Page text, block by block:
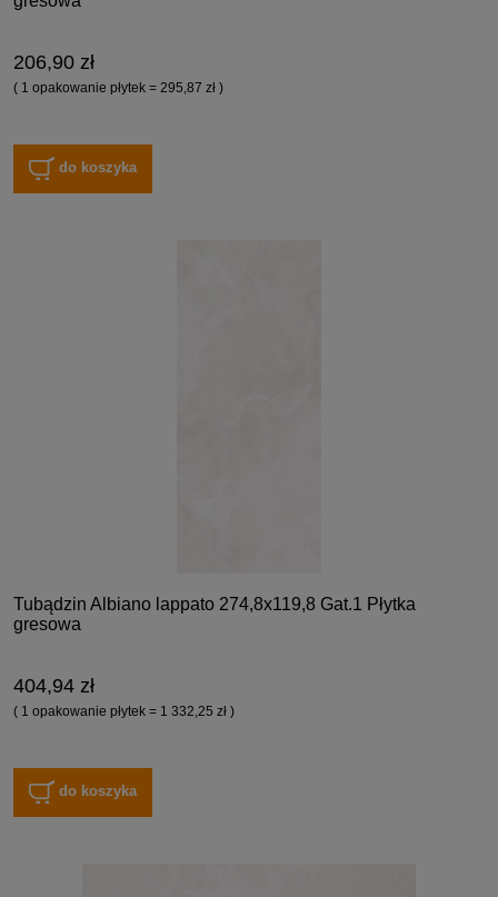
206,90 zł
( 1 opakowanie płytek = 295,87 zł )
do koszyka
Tubądzin Albiano lappato 274,8x119,8 Gat.1 Płytka
gresowa
404,94 zł
( 1 opakowanie płytek = 1 332,25 zł )
do koszyka